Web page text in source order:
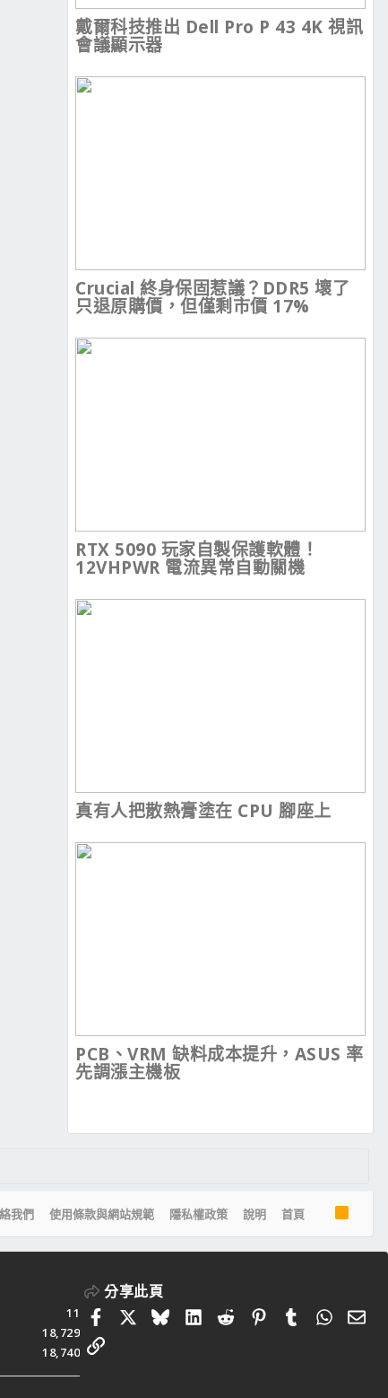
戴爾科技推出 Dell Pro P 43 4K 視訊
會議顯示器
Crucial 終身保固惹議？DDR5 壞了
只退原購價，但僅剩市價 17%
RTX 5090 玩家自製保護軟體！
12VHPWR 電流異常自動關機
真有人把散熱膏塗在 CPU 腳座上
PCB、VRM 缺料成本提升，ASUS 率
先調漲主機板
我們 使用條款與網站規範 隱私權政策 說明 首頁
S
11
18,729
18,740
分享此頁
FacebookBlueskyLinkedIn
RedditPinterestTumblr 電
連結